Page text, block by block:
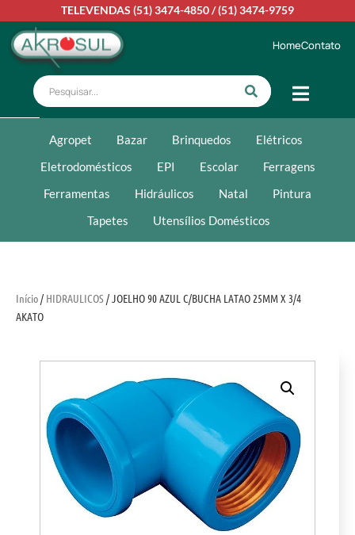
TELEVENDAS (51) 3474-4850/(51) 3474-9759
HomeContato
Agropet Bazar Brinquedos
Elétricos
Eletrodomésticos
EPI Escolar
Ferragens
Ferramentas
Hidráulicos Natal
Pintura
Tapetes
Utensílios Domésticos
Início/ HIDRAULICOS/ JOELHO 90 AZUL C/BUCHA LATAO 25MM X 3/4
AKATO